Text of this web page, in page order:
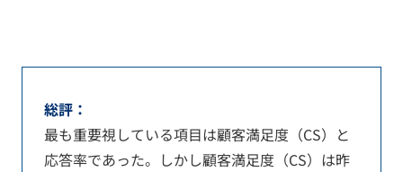
総評：
最も重要視している項目は顧客満足度（CS）と
応答率であった。しかし顧客満足度（CS）は昨